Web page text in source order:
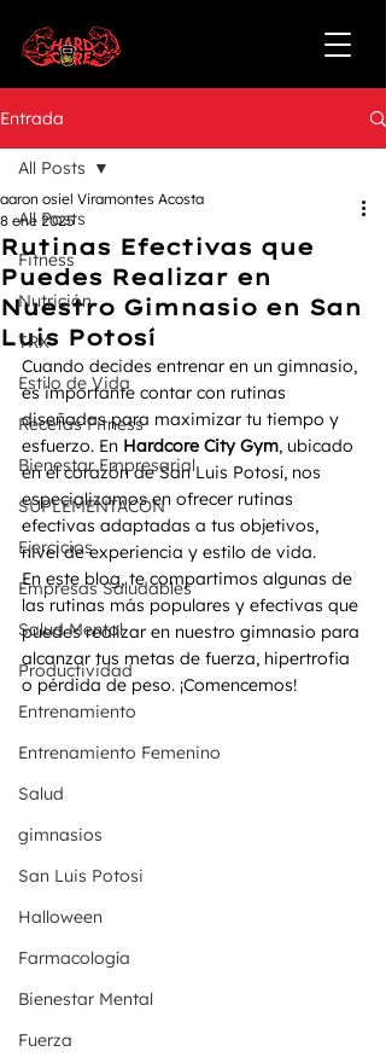
Entrada
All Posts
Fitness
Nutrición
TRX
Estilo de Vida
Recetas Fitness
Bienestar Empresarial
SUPLEMENTACÓN
Ejercicios
Empresas Saludables
Salud Mental
Productividad
Entrenamiento
Entrenamiento Femenino
Salud
gimnasios
San Luis Potosi
Halloween
Farmacología
Bienestar Mental
Fuerza
All Posts
Rutinas Efectivas que
Puedes Realizar en
Nuestro Gimnasio en San
Luis Potosí
aaron osiel Viramontes Acosta
8 ene 2025
Cuando decides entrenar en un gimnasio,
es importante contar con rutinas
diseñadas para maximizar tu tiempo y
esfuerzo. En Hardcore City Gym, ubicado
en el corazón de San Luis Potosí, nos
especializamos en ofrecer rutinas
efectivas adaptadas a tus objetivos,
nivel de experiencia y estilo de vida.
En este blog, te compartimos algunas de
las rutinas más populares y efectivas que
puedes realizar en nuestro gimnasio para
alcanzar tus metas de fuerza, hipertrofia
o pérdida de peso. ¡Comencemos!